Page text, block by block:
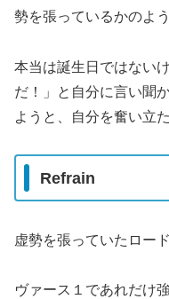
勢を張っているかのよ
本当は誕生日ではない
だ！」と自分に言い聞
ようと、自分を奮い立
Refrain
虚勢を張っていたロー
ヴァース１であれだけ